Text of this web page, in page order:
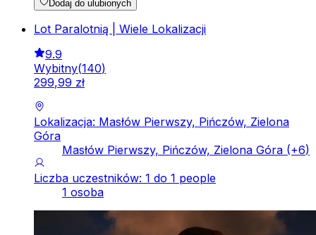
Dodaj do ulubionych
Lot Paralotnią | Wiele Lokalizacji
9.9
Wybitny(140)
299,99 zł
Lokalizacja: Masłów Pierwszy, Pińczów, Zielona
Góra
Masłów Pierwszy, Pińczów, Zielona Góra (+6)
Liczba uczestników: 1 do 1 people
1 osoba